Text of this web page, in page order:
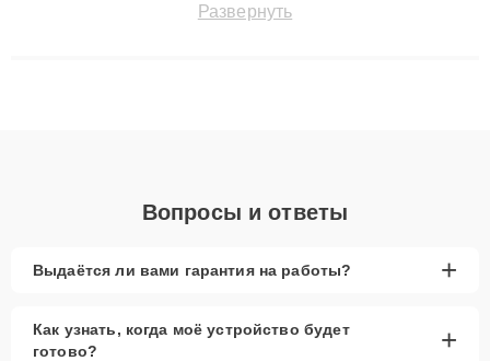
технику с сохранением гарантии до 3 лет. Наши мастера
Развернуть
Вопросы и ответы
Выдаётся ли вами гарантия на работы? +
Как узнать, когда моё устройство будет
готово?
+